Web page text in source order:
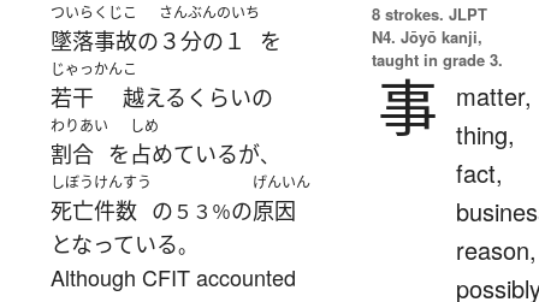
ついらくじこ
墜落事故の
さんぶんのいち
３分の１ を
じゃっかん
若干
こ
越える くらいの
わりあい
割合 を
しめ
占めているが、
しぼう
死亡
けんすう
件数 の５３％の
げんいん
原因
となっている。
Although CFIT accounted
8 strokes. JLPT
N4. Jōyō kanji,
taught in grade 3.
事
matter,
thing,
fact,
reason,